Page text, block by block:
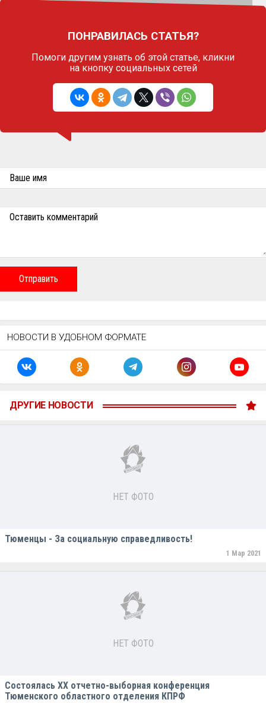
ПОНРАВИЛАСЬ СТАТЬЯ?
Помоги другим узнать об этой статье, кликни
на кнопку социальных сетей
Ваше имя
Оставить комментарий
Отправить
НОВОСТИ В УДОБНОМ ФОРМАТЕ
ДРУГИЕ НОВОСТИ
НЕТ ФОТО
Тюменцы - За социальную справедливость!
1 Мар 2021
НЕТ ФОТО
Состоялась XX отчетно-выборная конференция
Тюменского областного отделения КПРФ